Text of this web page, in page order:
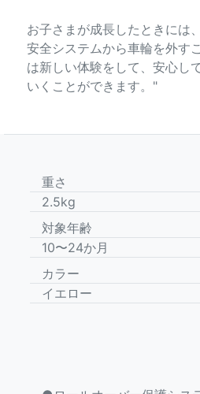
お子さまが成長したときには
安全システムから車輪を外す
は新しい体験をして、安心し
いくことができます。"
重さ
2.5kg
対象年齢
10〜24か月
カラー
イエロー